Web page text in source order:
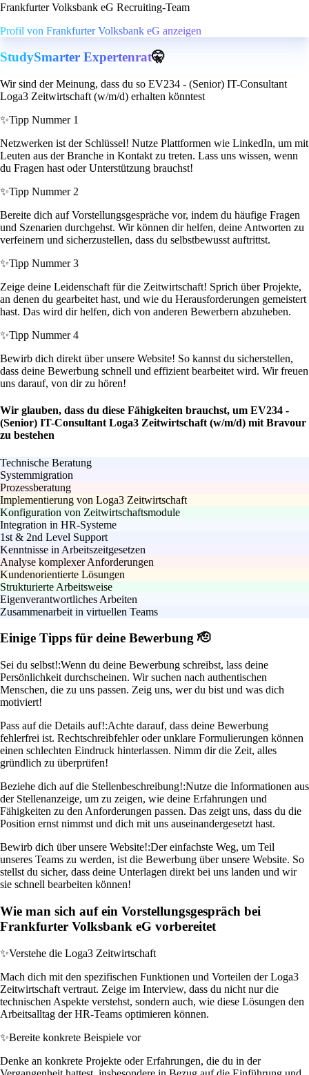
Frankfurter Volksbank eG Recruiting-Team
Profil von Frankfurter Volksbank eG anzeigen
StudySmarter Expertenrat🤫
Wir sind der Meinung, dass du so EV234 - (Senior) IT-Consultant
Loga3 Zeitwirtschaft (w/m/d) erhalten könntest
✨Tipp Nummer 1
Netzwerken ist der Schlüssel! Nutze Plattformen wie LinkedIn, um mit
Leuten aus der Branche in Kontakt zu treten. Lass uns wissen, wenn
du Fragen hast oder Unterstützung brauchst!
✨Tipp Nummer 2
Bereite dich auf Vorstellungsgespräche vor, indem du häufige Fragen
und Szenarien durchgehst. Wir können dir helfen, deine Antworten zu
verfeinern und sicherzustellen, dass du selbstbewusst auftrittst.
✨Tipp Nummer 3
Zeige deine Leidenschaft für die Zeitwirtschaft! Sprich über Projekte,
an denen du gearbeitet hast, und wie du Herausforderungen gemeistert
hast. Das wird dir helfen, dich von anderen Bewerbern abzuheben.
✨Tipp Nummer 4
Bewirb dich direkt über unsere Website! So kannst du sicherstellen,
dass deine Bewerbung schnell und effizient bearbeitet wird. Wir freuen
uns darauf, von dir zu hören!
Wir glauben, dass du diese Fähigkeiten brauchst, um EV234 -
(Senior) IT-Consultant Loga3 Zeitwirtschaft (w/m/d) mit Bravour
zu bestehen
Technische Beratung
Systemmigration
Prozessberatung
Implementierung von Loga3 Zeitwirtschaft
Konfiguration von Zeitwirtschaftsmodule
Integration in HR-Systeme
1st & 2nd Level Support
Kenntnisse in Arbeitszeitgesetzen
Analyse komplexer Anforderungen
Kundenorientierte Lösungen
Strukturierte Arbeitsweise
Eigenverantwortliches Arbeiten
Zusammenarbeit in virtuellen Teams
Einige Tipps für deine Bewerbung 🫡
Sei du selbst!:Wenn du deine Bewerbung schreibst, lass deine
Persönlichkeit durchscheinen. Wir suchen nach authentischen
Menschen, die zu uns passen. Zeig uns, wer du bist und was dich
motiviert!
Pass auf die Details auf!:Achte darauf, dass deine Bewerbung
fehlerfrei ist. Rechtschreibfehler oder unklare Formulierungen können
einen schlechten Eindruck hinterlassen. Nimm dir die Zeit, alles
gründlich zu überprüfen!
Beziehe dich auf die Stellenbeschreibung!:Nutze die Informationen aus
der Stellenanzeige, um zu zeigen, wie deine Erfahrungen und
Fähigkeiten zu den Anforderungen passen. Das zeigt uns, dass du die
Position ernst nimmst und dich mit uns auseinandergesetzt hast.
Bewirb dich über unsere Website!:Der einfachste Weg, um Teil
unseres Teams zu werden, ist die Bewerbung über unsere Website. So
stellst du sicher, dass deine Unterlagen direkt bei uns landen und wir
sie schnell bearbeiten können!
Wie man sich auf ein Vorstellungsgespräch bei
Frankfurter Volksbank eG vorbereitet
✨Verstehe die Loga3 Zeitwirtschaft
Mach dich mit den spezifischen Funktionen und Vorteilen der Loga3
Zeitwirtschaft vertraut. Zeige im Interview, dass du nicht nur die
technischen Aspekte verstehst, sondern auch, wie diese Lösungen den
Arbeitsalltag der HR-Teams optimieren können.
✨Bereite konkrete Beispiele vor
Denke an konkrete Projekte oder Erfahrungen, die du in der